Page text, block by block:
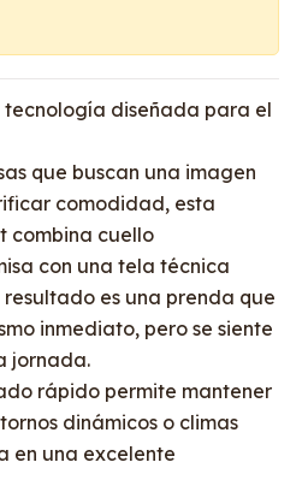
tecnología diseñada para el
que buscan una imagen
comodidad, esta
combina cuello
con una tela técnica
es una prenda que
inmediato, pero se siente
jornada.
rápido permite mantener
dinámicos o climas
en una excelente